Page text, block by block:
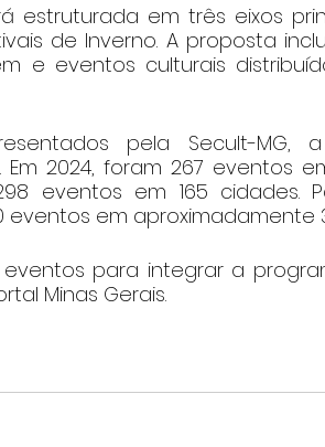
estruturada em três eixos
de Inverno. A proposta
e eventos culturais
pela Secult-MG,
2024, foram 267 eventos
eventos em 165 cidades.
em aproximadamente
para integrar a
Minas Gerais.